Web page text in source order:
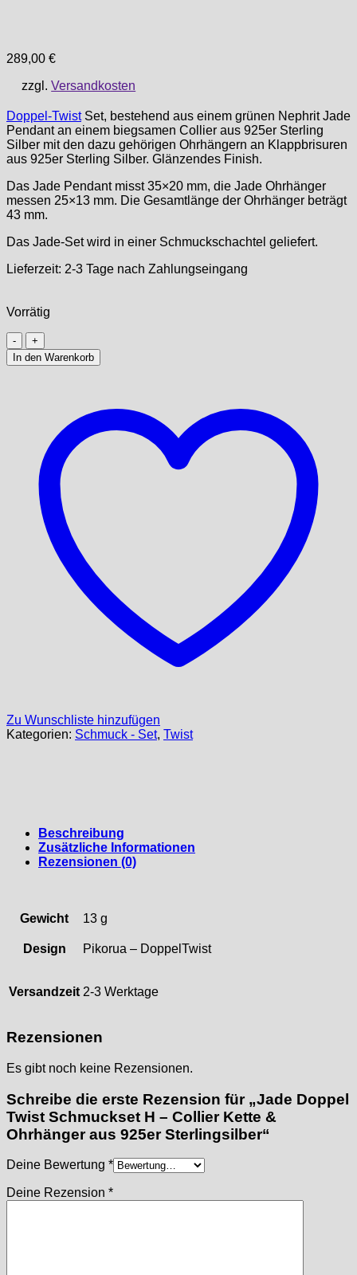
289,00 €
zzgl.Versandkosten
Doppel-TwistSet, bestehend aus einem grünen Nephrit Jade
Pendant an einem biegsamen Collier aus 925er Sterling
Silber mit den dazu gehörigen Ohrhängern an Klappbrisuren
aus 925er Sterling Silber. Glänzendes Finish.
Das Jade Pendant misst 35×20 mm, die Jade Ohrhänger
messen 25×13 mm. Die Gesamtlänge der Ohrhänger beträgt
43 mm.
Das Jade-Set wird in einer Schmuckschachtel geliefert.
Lieferzeit: 2-3 Tage nach Zahlungseingang
Vorrätig
Jade
Doppel
Twist
Kette
Ohrhänger
aus
925er
Sterlingsilber
Menge
In den Warenkorb
Zu Wunschliste hinzufügen
Kategorien: Schmuck - Set, Twist
Beschreibung
Zusätzliche Informationen
Rezensionen (0)
Gewicht 13 g
Design Pikorua – DoppelTwist
Versandzeit 2-3 Werktage
Rezensionen
Es gibt noch keine Rezensionen.
Schreibe die erste Rezension für „Jade Doppel
Twist Schmuckset H – Collier Kette &
Ohrhänger aus 925er Sterlingsilber“
Deine Bewertung *
Deine Rezension *